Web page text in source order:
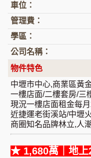
車位：
管理費：
學區：
公司名稱：
物件特色
中壢市中心,商業區黃
一樓店面/二樓套房/三
現況一樓店面租金每
近捷運老街溪站/中壢
商圈知名品牌林立,人
★ 1,680萬｜地上